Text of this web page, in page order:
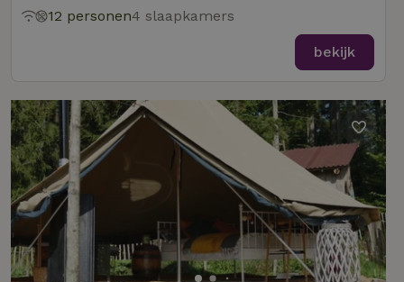
12 personen4 slaapkamers
bekijk